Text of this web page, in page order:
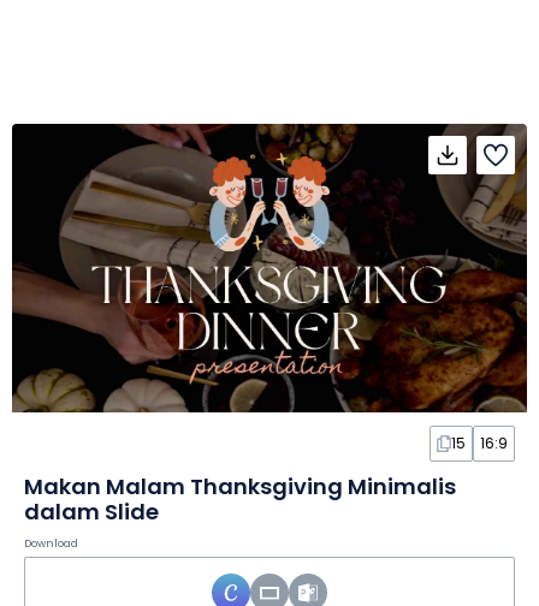
15 16:9
Makan Malam Thanksgiving Minimalis
dalam Slide
Download